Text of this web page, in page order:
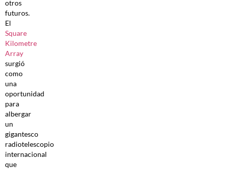
otros
futuros.
El
Square
Kilometre
Array
surgió
como
una
oportunidad
para
albergar
un
gigantesco
radiotelescopio
internacional
que